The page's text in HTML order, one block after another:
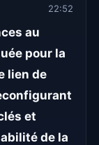
22:52
au
pour la
lien de
et
de la